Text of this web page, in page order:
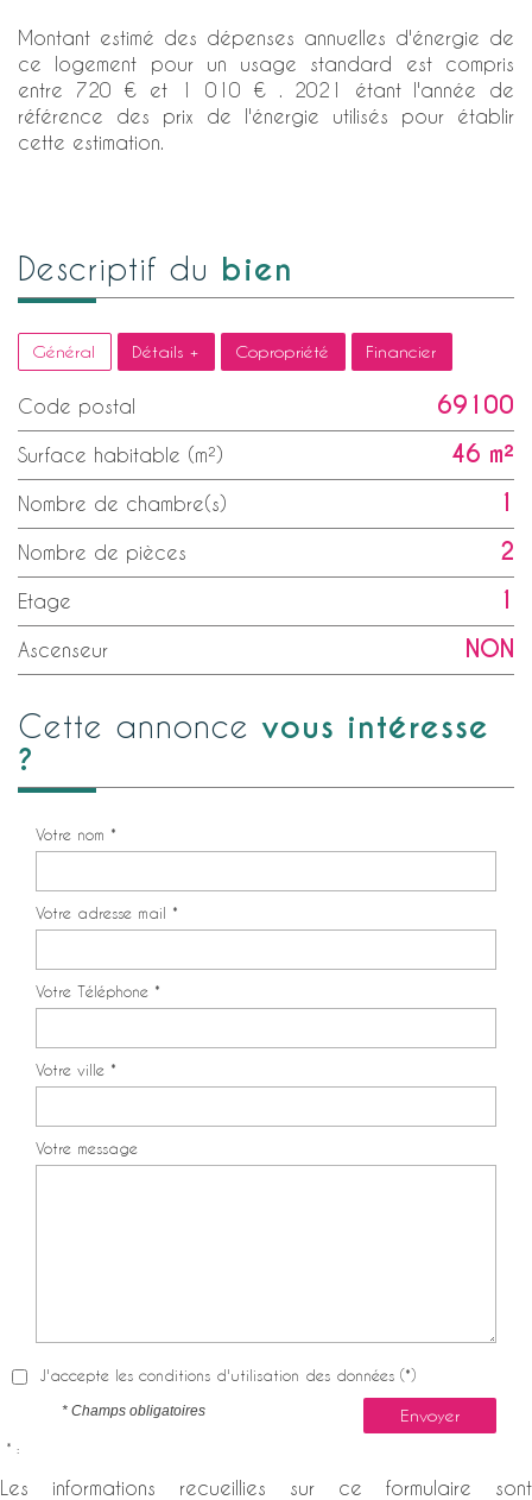
Montant estimé des dépenses annuelles d'énergie de
ce logement pour un usage standard est compris
entre 720 € et 1 010 € . 2021 étant l'année de
référence des prix de l'énergie utilisés pour établir
cette estimation.
descriptif du bien
Général Détails + Copropriété Financier
Code postal 69100
Surface habitable (m²) 46 m²
Nombre de chambre(s) 1
Nombre de pièces 2
Etage 1
Ascenseur NON
cette annonce vous intéresse
?
Votre nom *
Votre adresse mail *
Votre Téléphone *
Votre ville *
Votre message
J'accepte les conditions d'utilisation des données (*)
Envoyer
* Champs obligatoires
* :
Les informations recueillies sur ce formulaire sont